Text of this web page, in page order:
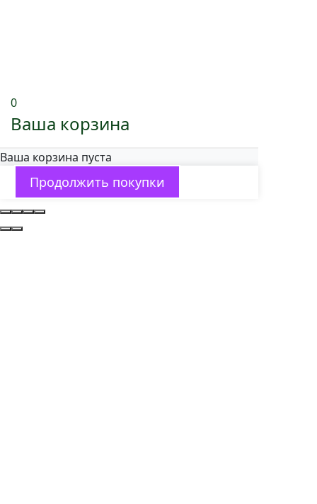
0
Ваша корзина
Ваша корзина пуста
Продолжить покупки